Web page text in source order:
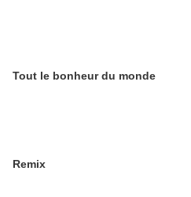
Tout le bonheur du monde
Remix